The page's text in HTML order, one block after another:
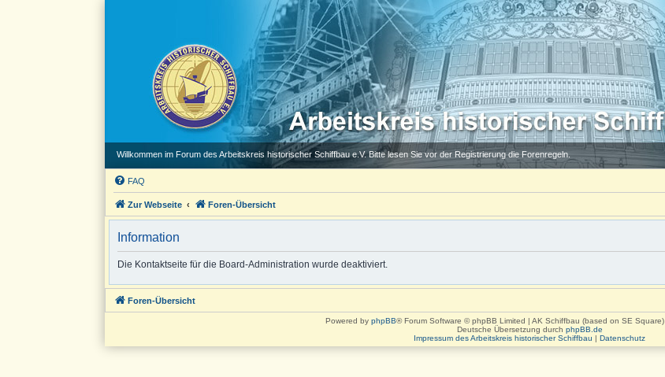
Willkommen im Forum des Arbeitskreis historischer Schiffbau e.V. Bitte lesen Sie vor der Registrierung die Forenregeln.
FAQ
Zur Webseite Foren-Übersicht
Information
Die Kontaktseite für die Board-Administration wurde deaktiviert.
Foren-Übersicht
Powered by phpBB® Forum Software © phpBB Limited | AK Schiffbau (based on SE Square)
Deutsche Übersetzung durch phpBB.de
Impressum des Arbeitskreis historischer Schiffbau | Datenschutz